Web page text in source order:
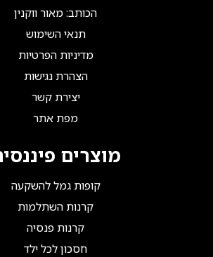
הכותב: מאור ווקנין
תנאי השימוש
מדיניות הפרטיות
הצהרת נגישות
יצירת קשר
מפת אתר
מוצרים
קופות גמל להשקעה
קרנות השתלמות
קרנות פנסיה
חסכון לכל ילד